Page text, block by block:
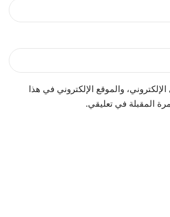
والموقع الإلكتروني في هذا
المقبلة في تعليقي.